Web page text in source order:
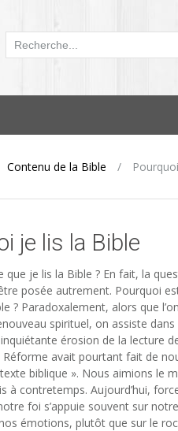
Contenu de la Bible /
je lis la Bible
que je lis la Bible ? En fait, la
posée autrement. Pourquoi
? Paradoxalement, alors que
spirituel, on assiste dans
érosion de la lecture
Réforme avait pourtant fait de
biblique ». Nous aimions le
à contretemps. Aujourd’hui,
foi s’appuie souvent sur
émotions, plutôt que sur le